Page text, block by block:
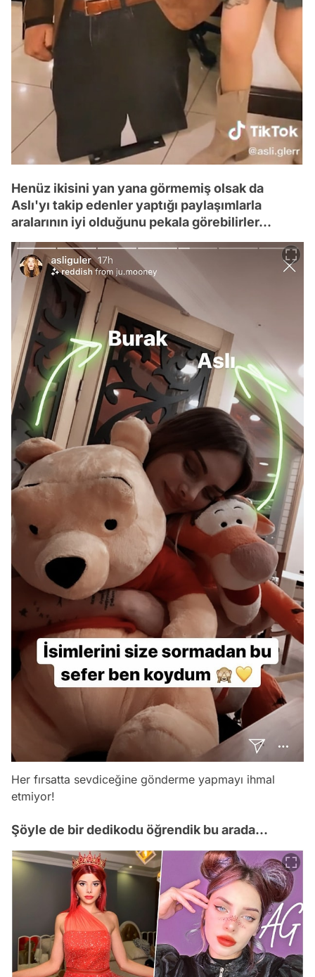
Henüz ikisini yan yana görmemiş olsak da
Aslı'yı takip edenler yaptığı paylaşımlarla
aralarının iyi olduğunu pekala görebilirler...
Her fırsatta sevdiceğine gönderme yapmayı ihmal
etmiyor!
Şöyle de bir dedikodu öğrendik bu arada...